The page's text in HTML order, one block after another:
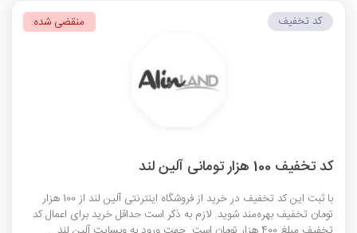
کد تخفیف 100 هزار تومانی آلین لند
با ثبت این کد تخفیف در خرید از فروشگاه اینترنتی آلین لند از 100 هزار
تومان تخفیف بهره‌مند شوید. لازم به ذکر است حداقل خرید برای اعمال کد
کد تخفیف منقضی شده